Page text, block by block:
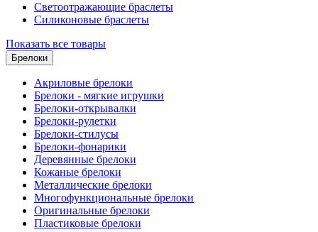
Светоотражающие браслеты
Силиконовые браслеты
Показать все товары
Брелоки
Акриловые брелоки
Брелоки - мягкие игрушки
Брелоки-открывалки
Брелоки-рулетки
Брелоки-стилусы
Брелоки-фонарики
Деревянные брелоки
Кожаные брелоки
Металлические брелоки
Многофункциональные брелоки
Оригинальные брелоки
Пластиковые брелоки